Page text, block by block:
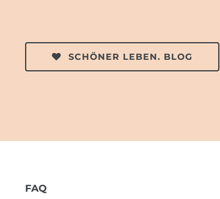
SCHÖNER LEBEN. BLOG
FAQ